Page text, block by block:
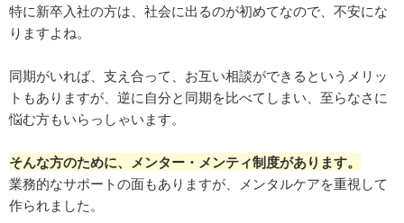
特に新卒入社の方は、社会に出るのが初めてなので、不安にな
りますよね。
同期がいれば、支え合って、お互い相談ができるというメリッ
トもありますが、逆に自分と同期を比べてしまい、至らなさに
悩む方もいらっしゃいます。
そんな方のために、メンター・メンティ制度があります。
業務的なサポートの面もありますが、メンタルケアを重視して
作られました。